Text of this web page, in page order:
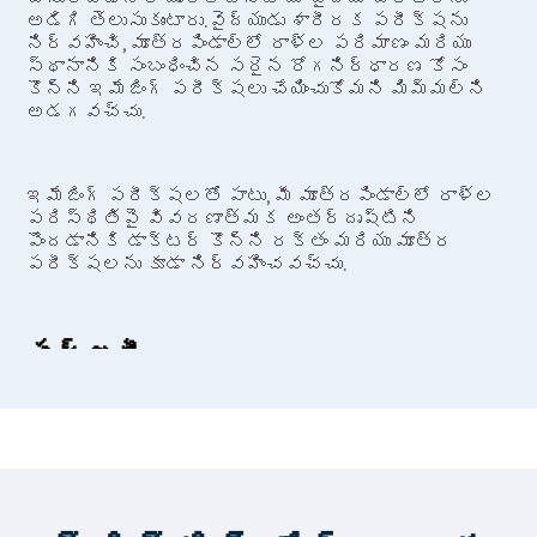
అడిగి తెలుసుకుంటారు.వైద్యుడు శారీరక పరీక్షను
నిర్వహించి, మూత్రపిండాల్లో రాళ్ల పరిమాణం మరియు
స్థానానికి సంబంధించిన సరైన రోగనిర్ధారణ కోసం
కొన్ని ఇమేజింగ్ పరీక్షలు చేయించుకోమని మిమ్మల్ని
అడగవచ్చు.
ఇమేజింగ్ పరీక్షలతో పాటు, మీ మూత్రపిండాల్లో రాళ్ల
పరిస్థితిపై వివరణాత్మక అంతర్దృష్టిని
పొందడానికి డాక్టర్ కొన్ని రక్తం మరియు మూత్ర
పరీక్షలను కూడా నిర్వహించవచ్చు.
సర్జరీ